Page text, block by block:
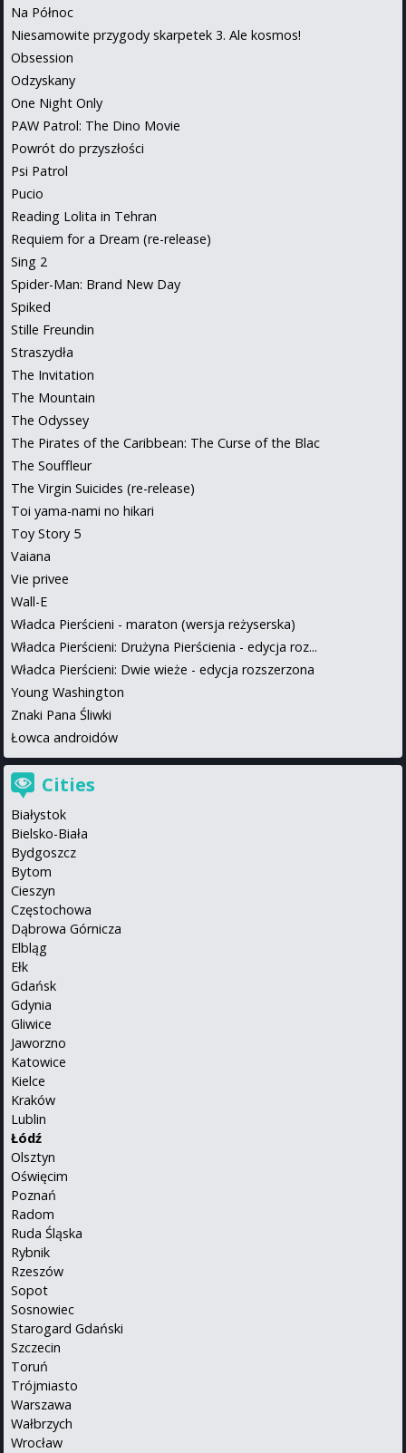
Na Północ
Niesamowite przygody skarpetek 3. Ale kosmos!
Obsession
Odzyskany
One Night Only
PAW Patrol: The Dino Movie
Powrót do przyszłości
Psi Patrol
Pucio
Reading Lolita in Tehran
Requiem for a Dream (re-release)
Sing 2
Spider-Man: Brand New Day
Spiked
Stille Freundin
Straszydła
The Invitation
The Mountain
The Odyssey
The Pirates of the Caribbean: The Curse of the Blac
The Souffleur
The Virgin Suicides (re-release)
Toi yama-nami no hikari
Toy Story 5
Vaiana
Vie privee
Wall-E
Władca Pierścieni - maraton (wersja reżyserska)
Władca Pierścieni: Drużyna Pierścienia - edycja roz...
Władca Pierścieni: Dwie wieże - edycja rozszerzona
Young Washington
Znaki Pana Śliwki
Łowca androidów
Cities
Białystok
Bielsko-Biała
Bydgoszcz
Bytom
Cieszyn
Częstochowa
Dąbrowa Górnicza
Elbląg
Ełk
Gdańsk
Gdynia
Gliwice
Jaworzno
Katowice
Kielce
Kraków
Lublin
Łódź
Olsztyn
Oświęcim
Poznań
Radom
Ruda Śląska
Rybnik
Rzeszów
Sopot
Sosnowiec
Starogard Gdański
Szczecin
Toruń
Trójmiasto
Warszawa
Wałbrzych
Wrocław